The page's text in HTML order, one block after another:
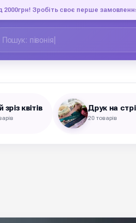
Зробіть своє перше
зріз квітів Друк на
20 товарів